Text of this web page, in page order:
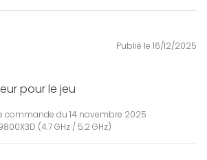
Publié le 16/12/2025
pour le jeu
commande du 14 novembre 2025
(4.7 GHz / 5.2 GHz)